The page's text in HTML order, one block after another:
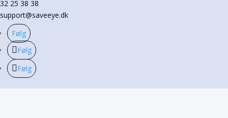
32 25 38 38
support@saveeye.dk
Følg
Følg
Følg